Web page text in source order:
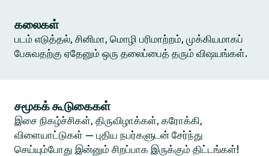
கலைகள்
படம் எடுத்தல், சினிமா, மொழி பரிமாற்றம், முக்கியமாகப்
பேசுவதற்கு ஏதேனும் ஒரு தலைப்பைத் தரும் விஷயங்கள்.
சமூகக் கூடுகைகள்
இசை நிகழ்ச்சிகள், திருவிழாக்கள், கரோக்கி,
விளையாட்டுகள் — புதிய நபர்களுடன் சேர்ந்து
செய்யும்போது இன்னும் சிறப்பாக இருக்கும் திட்டங்கள்!